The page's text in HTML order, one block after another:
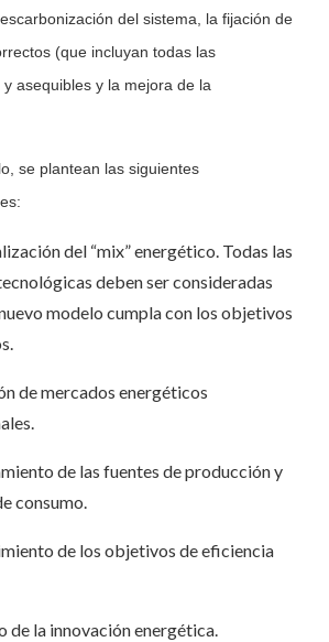
del sistema, la fijación de
(que incluyan todas las
asequibles y la mejora de la
se plantean las siguientes
del “mix” energético. Todas las
deben ser consideradas
modelo cumpla con los objetivos
de mercados energéticos
de las fuentes de producción y
consumo.
de los objetivos de eficiencia
la innovación energética.